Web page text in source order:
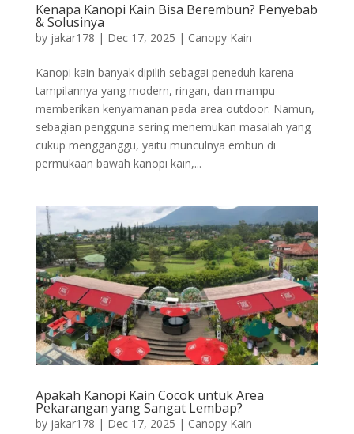
Kenapa Kanopi Kain Bisa Berembun? Penyebab
& Solusinya
by jakar178 | Dec 17, 2025 | Canopy Kain
Kanopi kain banyak dipilih sebagai peneduh karena
tampilannya yang modern, ringan, dan mampu
memberikan kenyamanan pada area outdoor. Namun,
sebagian pengguna sering menemukan masalah yang
cukup mengganggu, yaitu munculnya embun di
permukaan bawah kanopi kain,...
Apakah Kanopi Kain Cocok untuk Area
Pekarangan yang Sangat Lembap?
by jakar178 | Dec 17, 2025 | Canopy Kain